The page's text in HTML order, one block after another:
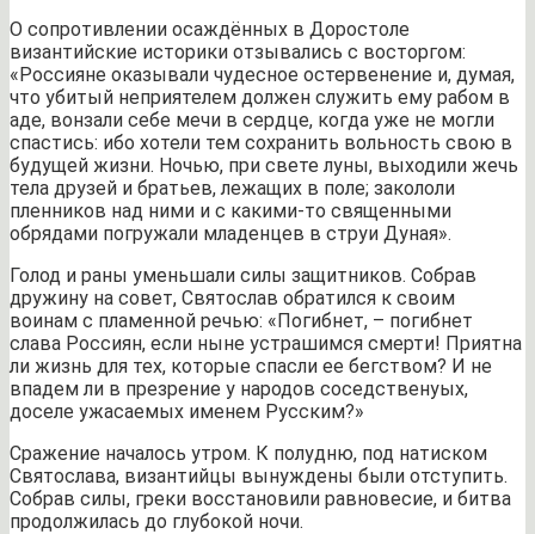
О сопротивлении осаждённых в Доростоле
византийские историки отзывались с восторгом:
«Россияне оказывали чудесное остервенение и, думая,
что убитый неприятелем должен служить ему рабом в
аде, вонзали себе мечи в сердце, когда уже не могли
спастись: ибо хотели тем сохранить вольность свою в
будущей жизни. Ночью, при свете луны, выходили жечь
тела друзей и братьев, лежащих в поле; закололи
пленников над ними и с какими-то священными
обрядами погружали младенцев в струи Дуная».
Голод и раны уменьшали силы защитников. Собрав
дружину на совет, Святослав обратился к своим
воинам с пламенной речью: «Погибнет, – погибнет
слава Россиян, если ныне устрашимся смерти! Приятна
ли жизнь для тех, которые спасли ее бегством? И не
впадем ли в презрение у народов соседственyых,
доселе ужасаемых именем Русским?»
Сражение началось утром. К полудню, под натиском
Святослава, византийцы вынуждены были отступить.
Собрав силы, греки восстановили равновесие, и битва
продолжилась до глубокой ночи.